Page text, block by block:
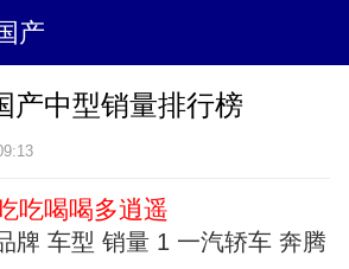
产
产中型销量排行榜
吃喝喝多逍遥
牌 车型 销量 1 一汽轿车 奔腾